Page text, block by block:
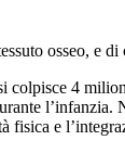
osseo, e
4
e